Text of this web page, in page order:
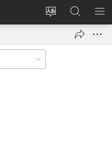
Изменить
Войти
(открывается
окне)
Поиск
по
jw.org